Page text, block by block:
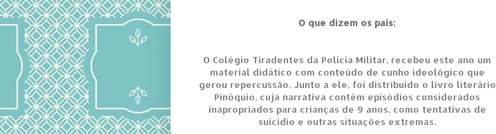
O que dizem os pais:
O Colégio Tiradentes da Polícia Militar, recebeu este ano um
material didático com conteúdo de cunho ideológico que
gerou repercussão. Junto a ele, foi distribuído o livro literário
Pinóquio, cuja narrativa contém episódios considerados
inapropriados para crianças de 9 anos, como tentativas de
suicídio e outras situações extremas.